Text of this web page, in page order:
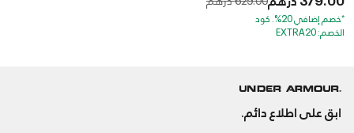
*خصم إضافي 20%. كود
الخصم: EXTRA20
ابق على اطلاع دائم.